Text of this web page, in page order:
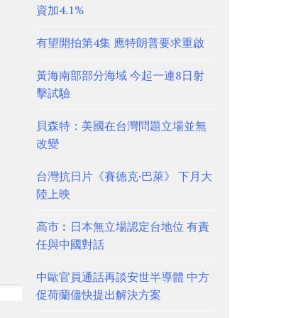
資加4.1%
有望開拍第4集 應特朗普要求重啟
黃海南部部分海域 今起一連8日射
擊試驗
貝森特：美國在台灣問題立場並無
改變
台灣抗日片《賽德克·巴萊》 下月大
陸上映
高市︰日本無立場認定台地位 有責
任與中國對話
中歐官員通話再談安世半導體 中方
促荷蘭儘快提出解決方案